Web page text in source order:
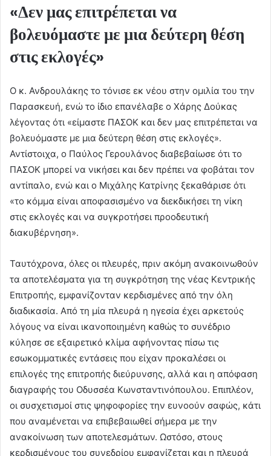
«Δεν μας επιτρέπεται να
βολευόμαστε με μια δεύτερη θέση
στις εκλογές»
Ο κ. Ανδρουλάκης το τόνισε εκ νέου στην ομιλία του την
Παρασκευή, ενώ το ίδιο επανέλαβε ο Χάρης Δούκας
λέγοντας ότι «είμαστε ΠΑΣΟΚ και δεν μας επιτρέπεται να
βολευόμαστε με μια δεύτερη θέση στις εκλογές».
Αντίστοιχα, ο Παύλος Γερουλάνος διαβεβαίωσε ότι το
ΠΑΣΟΚ μπορεί να νικήσει και δεν πρέπει να φοβάται τον
αντίπαλο, ενώ και ο Μιχάλης Κατρίνης ξεκαθάρισε ότι
«το κόμμα είναι αποφασισμένο να διεκδικήσει τη νίκη
στις εκλογές και να συγκροτήσει προοδευτική
διακυβέρνηση».
Ταυτόχρονα, όλες οι πλευρές, πριν ακόμη ανακοινωθούν
τα αποτελέσματα για τη συγκρότηση της νέας Κεντρικής
Επιτροπής, εμφανίζονταν κερδισμένες από την όλη
διαδικασία. Από τη μία πλευρά η ηγεσία έχει αρκετούς
λόγους να είναι ικανοποιημένη καθώς το συνέδριο
κύλησε σε εξαιρετικό κλίμα αφήνοντας πίσω τις
εσωκομματικές εντάσεις που είχαν προκαλέσει οι
επιλογές της επιτροπής διεύρυνσης, αλλά και η απόφαση
διαγραφής του Οδυσσέα Κωνσταντινόπουλου. Επιπλέον,
οι συσχετισμοί στις ψηφοφορίες την ευνοούν σαφώς, κάτι
που αναμένεται να επιβεβαιωθεί σήμερα με την
ανακοίνωση των αποτελεσμάτων. Ωστόσο, στους
κερδισμένους του συνεδρίου εμφανίζεται και η πλευρά